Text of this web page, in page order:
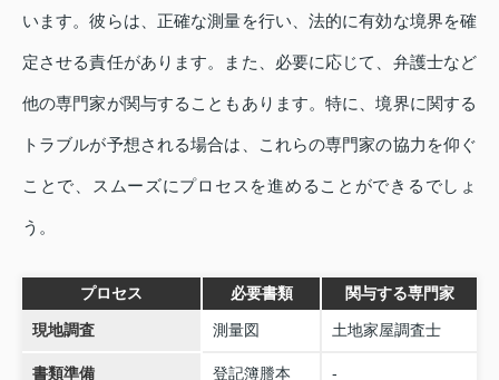
います。彼らは、正確な測量を行い、法的に有効な境界を確
定させる責任があります。また、必要に応じて、弁護士など
他の専門家が関与することもあります。特に、境界に関する
トラブルが予想される場合は、これらの専門家の協力を仰ぐ
ことで、スムーズにプロセスを進めることができるでしょ
う。
プロセス 必要書類 関与する専門家
現地調査 測量図 土地家屋調査士
書類準備 登記簿謄本 -